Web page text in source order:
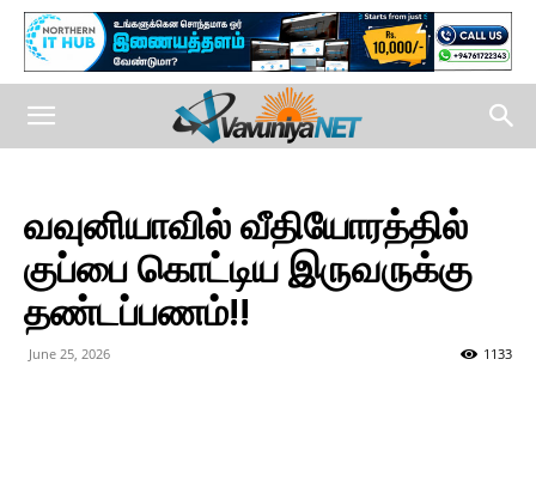
வவுனியாவில் வீதியோரத்தில்
குப்பை கொட்டிய இருவருக்கு
தண்டப்பணம்!!
June 25, 2026 1133